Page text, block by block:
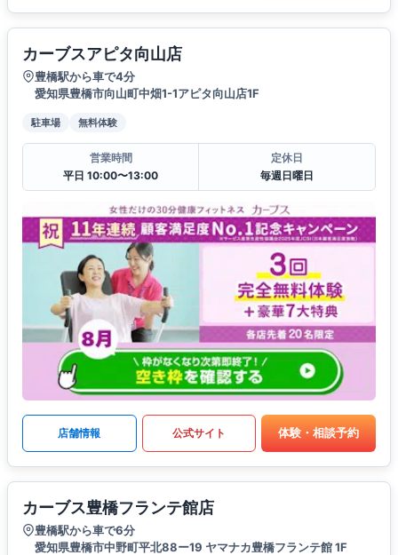
カーブスアピタ向山店
豊橋駅から車で4分
愛知県豊橋市向山町中畑1-1アピタ向山店1F
駐車場 無料体験
営業時間
平日 10:00〜13:00
定休日
毎週日曜日
店舗情報 公式サイト 体験・相談予約
カーブス豊橋フランテ館店
豊橋駅から車で6分
愛知県豊橋市中野町平北88ー19 ヤマナカ豊橋フランテ館 1F